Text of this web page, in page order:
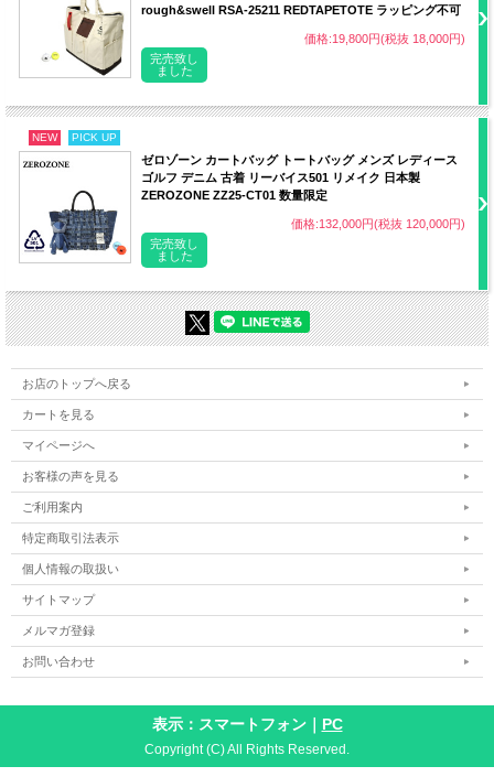
rough&swell RSA-25211 REDTAPETOTE ラッピング不可
価格:19,800円(税抜 18,000円)
完売致し
ました
NEW PICK UP
ゼロゾーン カートバッグ トートバッグ メンズ レディース
ゴルフ デニム 古着 リーバイス501 リメイク 日本製
ZEROZONE ZZ25-CT01 数量限定
価格:132,000円(税抜 120,000円)
完売致し
ました
お店のトップへ戻る
カートを見る
マイページへ
お客様の声を見る
ご利用案内
特定商取引法表示
個人情報の取扱い
サイトマップ
メルマガ登録
お問い合わせ
表示：スマートフォン｜ PC
Copyright (C) All Rights Reserved.